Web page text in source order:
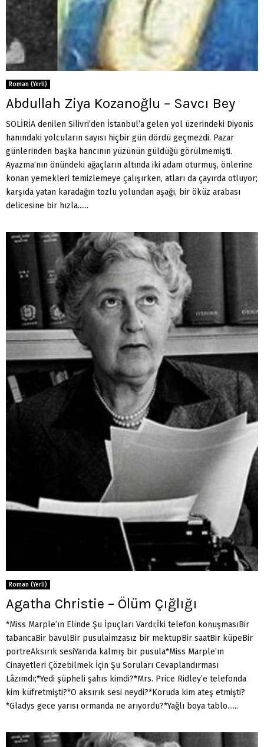
Roman (Yerli)
Abdullah Ziya Kozanoğlu – Savcı Bey
SOLİRİA denilen Silivri’den İstanbul’a gelen yol üzerindeki Diyonis
hanındaki yolcuların sayısı hiçbir gün dördü geçmezdi. Pazar
günlerinden başka hancının yüzünün güldüğü görülmemişti.
Ayazma’nın önündeki ağaçların altında iki adam oturmuş, önlerine
konan yemekleri temizlemeye çalışırken, atları da çayırda otluyor;
karşıda yatan karadağın tozlu yolundan aşağı, bir öküz arabası
delicesine bir hızla......
Roman (Yerli)
Agatha Christie – Ölüm Çığlığı
*Miss Marple’ın Elinde Şu İpuçları Vardı;İki telefon konuşmasıBir
tabancaBir bavulBir pusulaİmzasız bir mektupBir saatBir küpeBir
portreAksırık sesiYarıda kalmış bir pusula*Miss Marple’ın
Cinayetleri Çözebilmek İçin Şu Soruları Cevaplandırması
Lâzımdı;*Yedi şüpheli şahıs kimdi?*Mrs. Price Ridley’e telefonda
kim küfretmişti?*O aksırık sesi neydi?*Koruda kim ateş etmişti?
*Gladys gece yarısı ormanda ne arıyordu?*Yağlı boya tablo......